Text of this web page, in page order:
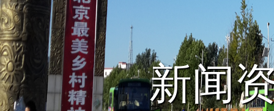
新闻